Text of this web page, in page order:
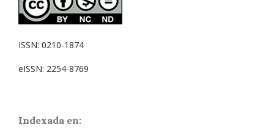
ISSN: 0210-1874
eISSN: 2254-8769
Indexada en: